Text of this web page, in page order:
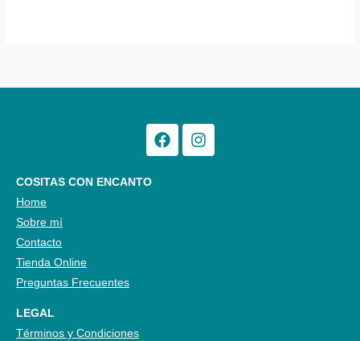
FacebookInstagram
COSITAS CON ENCANTO
Home
Sobre mí
Contacto
Tienda Online
Preguntas Frecuentes
LEGAL
Términos y Condiciones